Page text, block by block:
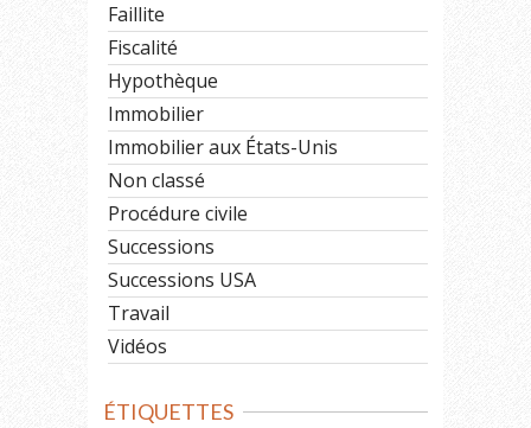
Faillite
Fiscalité
Hypothèque
Immobilier
Immobilier aux États-Unis
Non classé
Procédure civile
Successions
Successions USA
Travail
Vidéos
ÉTIQUETTES